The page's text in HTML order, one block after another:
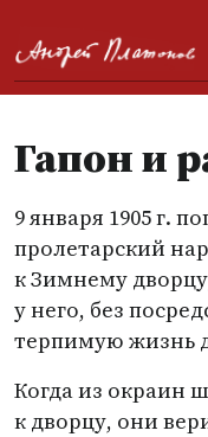
Гапон и
9 января 1905 г.
пролетарский
к Зимнему
у него, без
терпимую жизнь
Когда из окраин
к дворцу, они